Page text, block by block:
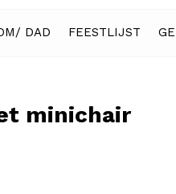
DAD FEESTLIJST
minichair